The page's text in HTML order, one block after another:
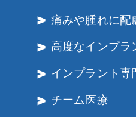
痛みや腫れに配
高度なインプラ
インプラント専
チーム医療